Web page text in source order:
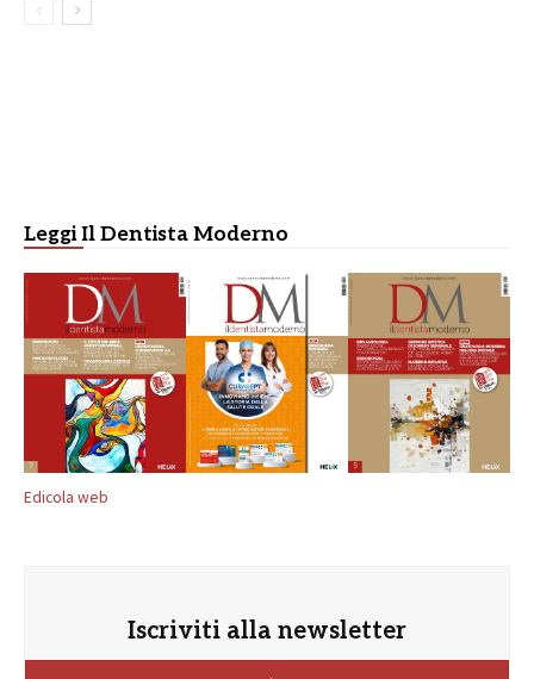
Leggi Il Dentista Moderno
Edicola web
Iscriviti alla newsletter